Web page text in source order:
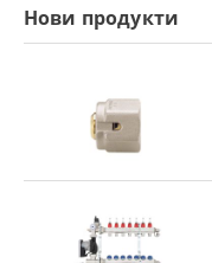
Нови продукти